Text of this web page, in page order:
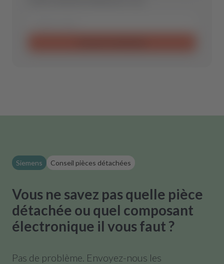
Siemens Conseil pièces détachées
Vous ne savez pas quelle pièce
détachée ou quel composant
électronique il vous faut ?
Pas de problème. Envoyez-nous les